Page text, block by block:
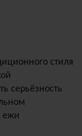
стиля
серьёзность
ежи